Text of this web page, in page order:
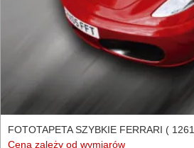
FOTOTAPETA SZYBKIE FERRARI (
Cena zależy od wymiarów